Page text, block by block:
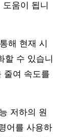
도움이 됩니
해 현재 시
할 수 있습니
줄여 속도를
저하의 원
어를 사용하